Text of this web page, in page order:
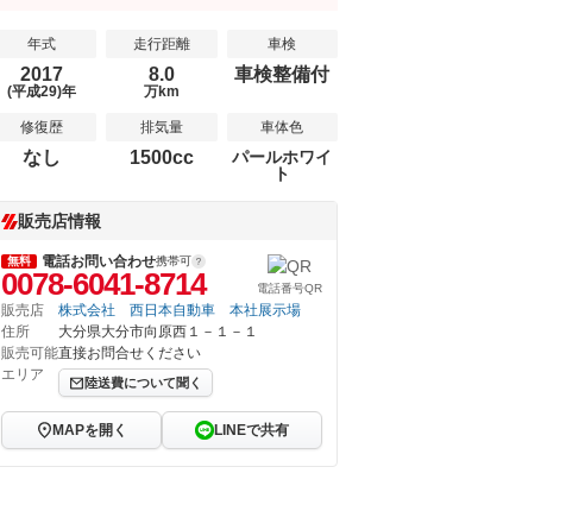
年式
2017
(平成29)年
走行距離
8.0
万km
車検
車検整備付
修復歴
なし
排気量
1500cc
車体色
パールホワイ
ト
販売店情報
無料 電話お問い合わせ携帯可
0078-6041-8714 電話番号QR
販売店
株式会社 西日本自動車 本社展示場
住所
大分県大分市向原西１－１－１
販売可能
エリア
直接お問合せください
陸送費について聞く
MAPを開く LINEで共有